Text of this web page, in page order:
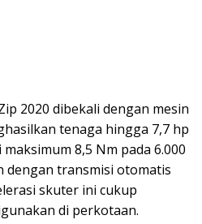
2020 dibekali dengan mesin
tenaga hingga 7,7 hp
8,5 Nm pada 6.000
dengan transmisi otomatis
skuter ini cukup
di perkotaan.